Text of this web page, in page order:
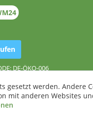
DE-ÖKO-006
gesetzt werden. Andere
mit anderen Websites